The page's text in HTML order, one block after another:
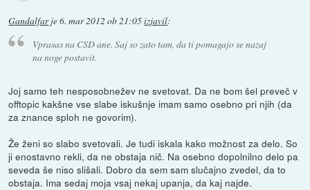
Gandalfarje6. mar 2012 ob 21:05izjavil:
Vprasas na CSD ane. Saj so zato tam, da ti pomagajo se nazaj
na noge postavit.
Joj samo teh nesposobnežev ne svetovat. Da ne bom šel preveč v
offtopic kakšne vse slabe iskušnje imam samo osebno pri njih (da
za znance sploh ne govorim).
Že ženi so slabo svetovali. Je tudi iskala kako možnost za delo. So
ji enostavno rekli, da ne obstaja nič. Na osebno dopolnilno delo pa
seveda še niso slišali. Dobro da sem sam slučajno zvedel, da to
obstaja. Ima sedaj moja vsaj nekaj upanja, da kaj najde.